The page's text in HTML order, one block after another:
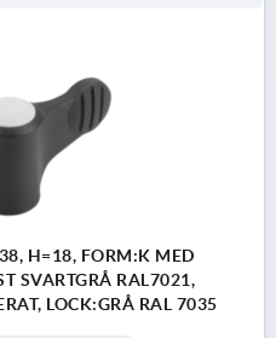
H=18, FORM:K MED
SVARTGRÅ RAL7021,
LOCK:GRÅ RAL 7035